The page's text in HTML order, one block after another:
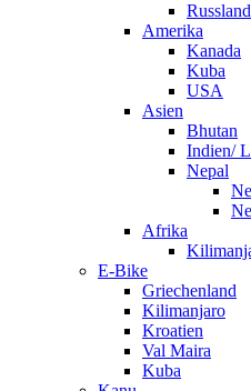
Russland
Amerika
Kanada
Kuba
USA
Asien
Bhutan
Indien/
Nepal
Afrika
E-Bike
Griechenland
Kilimanjaro
Kroatien
Val Maira
Kuba